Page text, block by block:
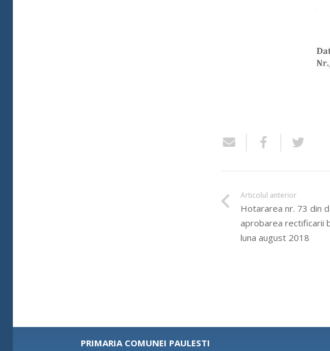
Articolul anterior
Hotararea nr. 73 din
aprobarea rectificarii
luna august 2018
PRIMARIA COMUNEI PAULESTI